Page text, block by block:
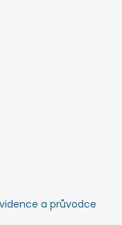
a průvodce